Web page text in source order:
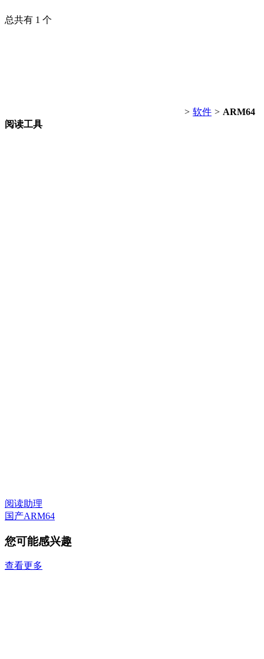
总共有 1 个
> 软件 > ARM64
阅读工具
阅读助理
国产ARM64
您可能感兴趣
查看更多